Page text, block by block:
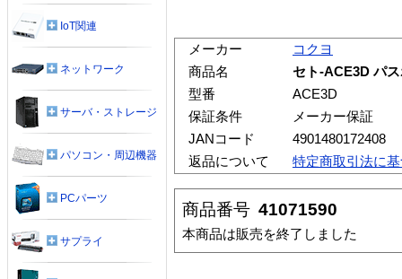
メーカー
コクヨ
商品名
セト-ACE3D パ
型番
ACE3D
保証条件
メーカー保証
JANコード
4901480172408
返品について
特定商取引法に
商品番号 41071590
本商品は販売を終了しました
IoT関連
ネットワーク
サーバ・ストレージ
パソコン・周辺機器
PCパーツ
サプライ